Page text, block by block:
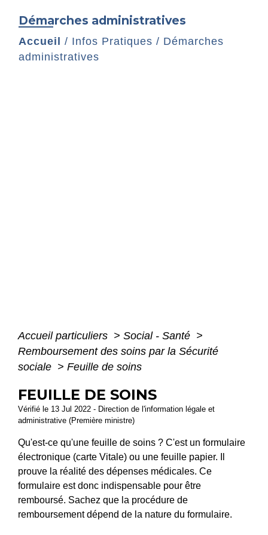
Démarches administratives
Accueil / Infos Pratiques / Démarches
administratives
Accueil particuliers > Social - Santé >
Remboursement des soins par la Sécurité
sociale > Feuille de soins
FEUILLE DE SOINS
Vérifié le 13 Jul 2022 - Direction de l'information légale et
administrative (Première ministre)
Qu'est-ce qu'une feuille de soins ? C'est un formulaire
électronique (carte Vitale) ou une feuille papier. Il
prouve la réalité des dépenses médicales. Ce
formulaire est donc indispensable pour être
remboursé. Sachez que la procédure de
remboursement dépend de la nature du formulaire.